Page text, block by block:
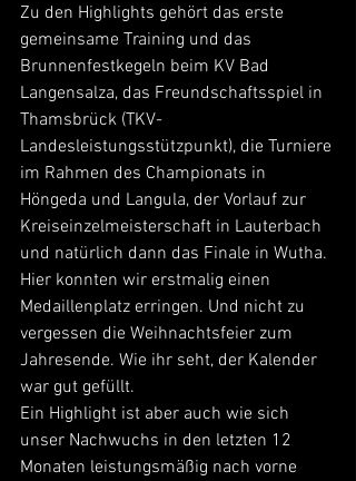
Zu den Highlights gehört das erste
gemeinsame Training und das
Brunnenfestkegeln beim KV Bad
Langensalza, das Freundschaftsspiel in
Thamsbrück (TKV-
Landesleistungsstützpunkt), die Turniere
im Rahmen des Championats in
Höngeda und Langula, der Vorlauf zur
Kreiseinzelmeisterschaft in Lauterbach
und natürlich dann das Finale in Wutha.
Hier konnten wir erstmalig einen
Medaillenplatz erringen. Und nicht zu
vergessen die Weihnachtsfeier zum
Jahresende. Wie ihr seht, der Kalender
war gut gefüllt.
Ein Highlight ist aber auch wie sich
unser Nachwuchs in den letzten 12
Monaten leistungsmäßig nach vorne